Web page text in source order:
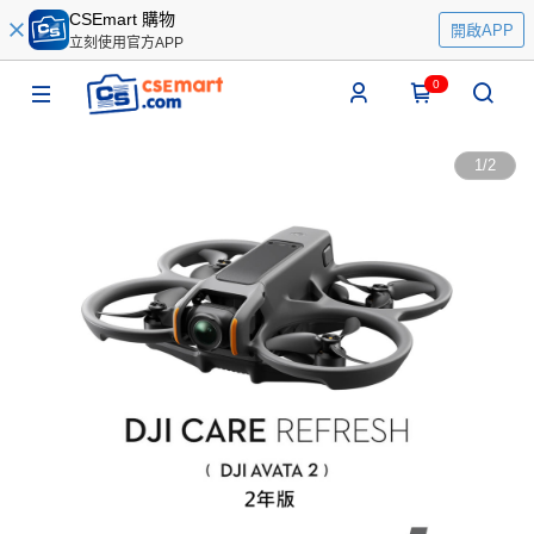
CSEmart 購物
立刻使用官方APP
開啟APP
0
1/2